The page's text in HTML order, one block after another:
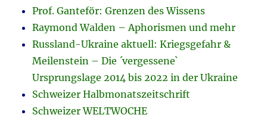
Prof. Ganteför: Grenzen des Wissens
Raymond Walden – Aphorismen und mehr
Russland-Ukraine aktuell: Kriegsgefahr &
Meilenstein – Die ´vergessene`
Ursprungslage 2014 bis 2022 in der Ukraine
Schweizer Halbmonatszeitschrift
Schweizer WELTWOCHE